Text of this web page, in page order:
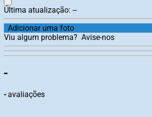
Última atualização: --
Adicionar uma foto
Viu algum problema? Avise-nos
-
-avaliações